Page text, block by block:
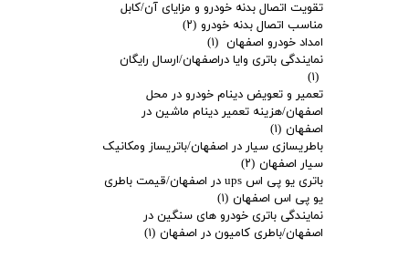
تقویت اتصال بدنه خودرو و مزایای آن/کابل
مناسب اتصال بدنه خودرو (۲)
امداد خودرو اصفهان (۱)
نمایندگی باتری وایا دراصفهان/ارسال رایگان
(۱)
تعمیر و تعویض دینام خودرو در محل
اصفهان/هزینه تعمیر دینام ماشین در
اصفهان (۱)
باطریسازی سیار در اصفهان/باتریساز ومکانیک
سیار اصفهان (۲)
باتری یو پی اس ups در اصفهان/قیمت باطری
یو پی اس اصفهان (۱)
نمایندگی باتری خودرو های سنگین در
اصفهان/باطری کامیون در اصفهان (۱)